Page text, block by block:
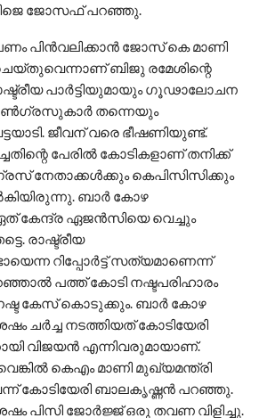
ജോസഫ് പറഞ്ഞു.
പിൻവലിക്കാൻ ജോസ് കെ മാണി
ചെയ്തുവെന്നാണ് ബിജു രമേശിന്റെ
പാർട്ടിയുമായും ഗൂഢാലോചന
തന്നെയും
ജീവന് വരെ ഭീഷണിയുണ്ട്.
പേരിൽ കോടികളാണ് തനിക്ക്
നേതാക്കൾക്കും കെപിസിസിക്കും
ബാർ കോഴ
ഏജൻസിയെ വെച്ചും
രാഷ്ട്രീയ
റിപ്പോർട്ട് സത്യമാണെന്ന്
പത്ത് കോടി നഷ്ടപരിഹാരം
കേസ് കൊടുക്കും. ബാർ കോഴ
ചർച്ച നടത്തിയത് കോടിയേരി
വിജയൻ എന്നിവരുമായാണ്.
കെഎം മാണി മുഖ്യമന്ത്രി
കോടിയേരി ബാലകൃഷ്ണൻ പറഞ്ഞു.
പിസി ജോർജ്ജ് ഒരു തവണ വിളിച്ചു.